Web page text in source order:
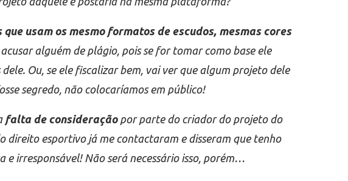
que usam os mesmo formatos de escudos, mesmas cores
alguém de plágio, pois se for tomar como base ele
Ou, se ele fiscalizar bem, vai ver que algum projeto dele
segredo, não colocaríamos em público!
falta de consideraçãopor parte do criador do projeto do
direito esportivo já me contactaram e disseram que tenho
irresponsável! Não será necessário isso, porém…